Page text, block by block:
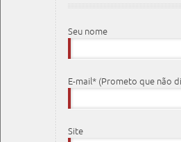
Seu nome
E-mail* (Prometo que não
Site